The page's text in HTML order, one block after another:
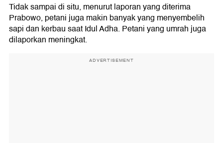
Tidak sampai di situ, menurut laporan yang diterima
Prabowo, petani juga makin banyak yang menyembelih
sapi dan kerbau saat Idul Adha. Petani yang umrah juga
dilaporkan meningkat.
ADVERTISEMENT